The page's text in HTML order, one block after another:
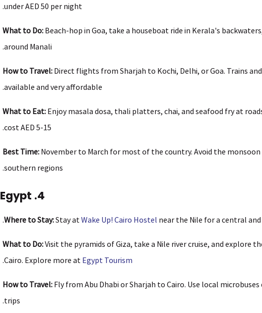
under AED 50 per night.
What to Do: Beach-hop in Goa, take a houseboat ride in Kerala's
around Manali.
How to Travel: Direct flights from Sharjah to Kochi, Delhi, or Goa. Trains
available and very affordable.
What to Eat: Enjoy masala dosa, thali platters, chai, and seafood fry at
cost AED 5-15.
Best Time: November to March for most of the country. Avoid the
southern regions.
4. Egypt
Where to Stay:Stay at Wake Up! Cairo Hostel near the Nile for a central
What to Do:Visit the pyramids of Giza, take a Nile river cruise, and explore
Cairo. Explore more at Egypt Tourism
.
How to Travel: Fly from Abu Dhabi or Sharjah to Cairo. Use local
trips.